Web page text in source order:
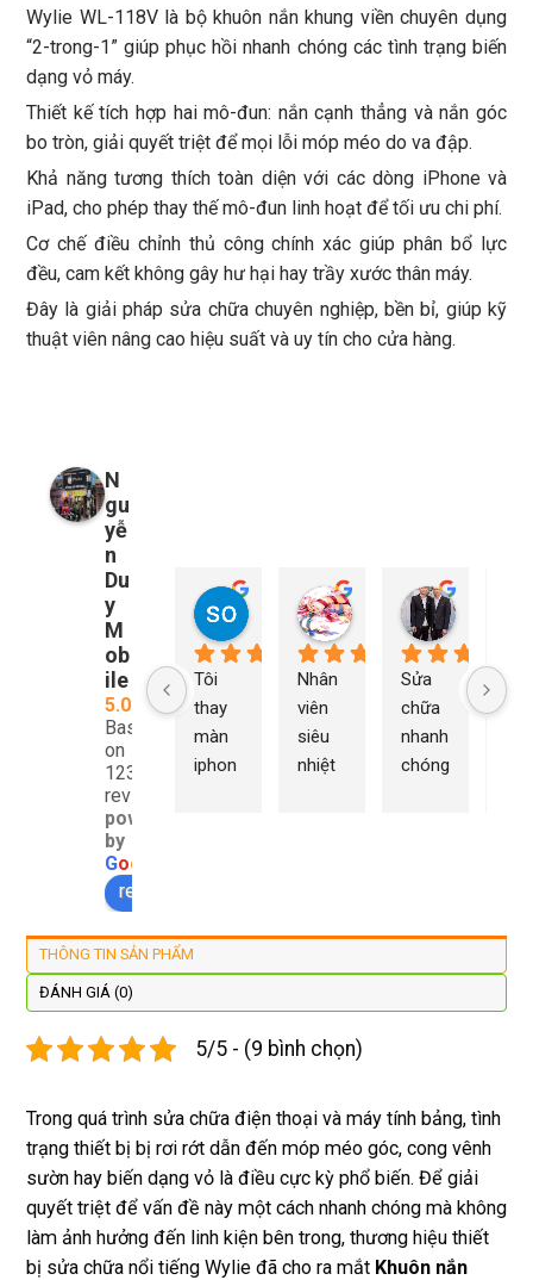
Wylie WL-118V là bộ khuôn nắn khung viền chuyên dụng
“2-trong-1” giúp phục hồi nhanh chóng các tình trạng biến
dạng vỏ máy.
Thiết kế tích hợp hai mô-đun: nắn cạnh thẳng và nắn góc
bo tròn, giải quyết triệt để mọi lỗi móp méo do va đập.
Khả năng tương thích toàn diện với các dòng iPhone và
iPad, cho phép thay thế mô-đun linh hoạt để tối ưu chi phí.
Cơ chế điều chỉnh thủ công chính xác giúp phân bổ lực
đều, cam kết không gây hư hại hay trầy xước thân máy.
Đây là giải pháp sửa chữa chuyên nghiệp, bền bỉ, giúp kỹ
thuật viên nâng cao hiệu suất và uy tín cho cửa hàng.
N
gu
yễ
n
Du
y
M
ob
ile
5.0
Based
on
1232
reviews
powered
by
Goo
review us on
so young
1 năm trước
Tôi
thay
màn
iphon
lại
xịn
phí.
Rất
tôt
My Nguyễn
1 năm trước
Nhân
viên
siêu
nhiệt
tôi sẽ
Sửa
chữa
nhanh
chóng
đây
bền
n
THÔNG TIN SẢN PHẨM
ĐÁNH GIÁ (0)
5/5 - (9 bình chọn)
Trong quá trình sửa chữa điện thoại và máy tính bảng, tình
trạng thiết bị bị rơi rớt dẫn đến móp méo góc, cong vênh
sườn hay biến dạng vỏ là điều cực kỳ phổ biến. Để giải
quyết triệt để vấn đề này một cách nhanh chóng mà không
làm ảnh hưởng đến linh kiện bên trong, thương hiệu thiết
bị sửa chữa nổi tiếng Wylie đã cho ra mắt Khuôn nắn